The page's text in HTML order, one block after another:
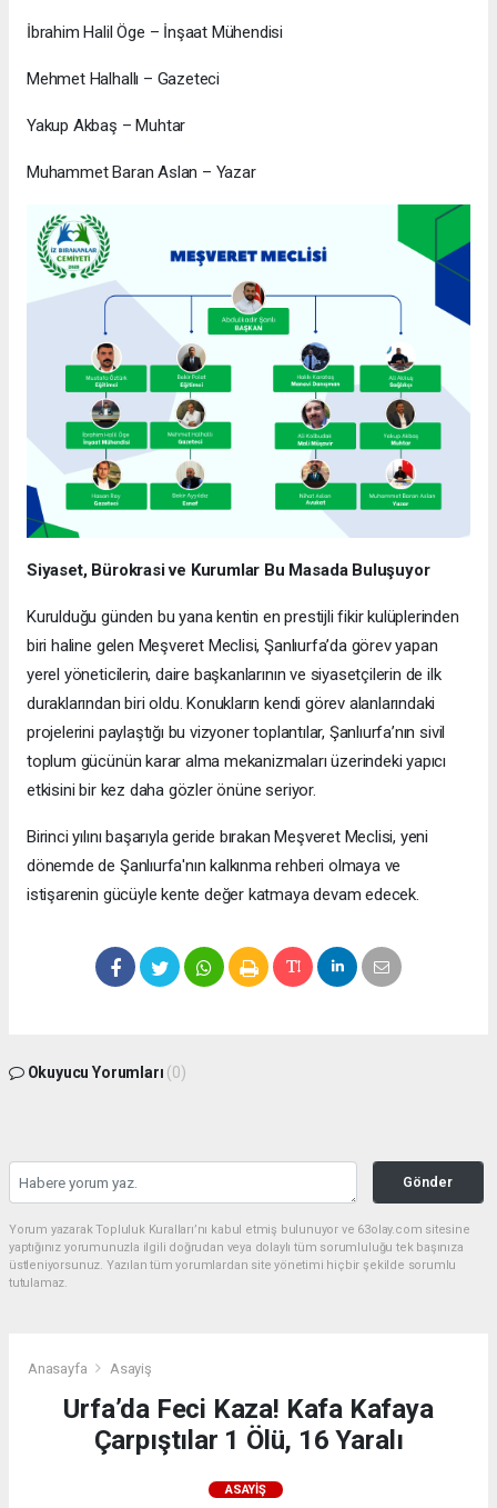
İbrahim Halil Öge – İnşaat Mühendisi
Mehmet Halhallı – Gazeteci
Yakup Akbaş – Muhtar
Muhammet Baran Aslan – Yazar
Siyaset, Bürokrasi ve Kurumlar Bu Masada Buluşuyor
Kurulduğu günden bu yana kentin en prestijli fikir kulüplerinden
biri haline gelen Meşveret Meclisi, Şanlıurfa’da görev yapan
yerel yöneticilerin, daire başkanlarının ve siyasetçilerin de ilk
duraklarından biri oldu. Konukların kendi görev alanlarındaki
projelerini paylaştığı bu vizyoner toplantılar, Şanlıurfa’nın sivil
toplum gücünün karar alma mekanizmaları üzerindeki yapıcı
etkisini bir kez daha gözler önüne seriyor.
Birinci yılını başarıyla geride bırakan Meşveret Meclisi, yeni
dönemde de Şanlıurfa'nın kalkınma rehberi olmaya ve
istişarenin gücüyle kente değer katmaya devam edecek.
Okuyucu Yorumları (0)
Gönder
Yorum yazarak Topluluk Kuralları’nı kabul etmiş bulunuyor ve 63olay.com sitesine
yaptığınız yorumunuzla ilgili doğrudan veya dolaylı tüm sorumluluğu tek başınıza
üstleniyorsunuz. Yazılan tüm yorumlardan site yönetimi hiçbir şekilde sorumlu
tutulamaz.
Anasayfa Asayiş
Urfa’da Feci Kaza! Kafa Kafaya
Çarpıştılar 1 Ölü, 16 Yaralı
ASAYIŞ